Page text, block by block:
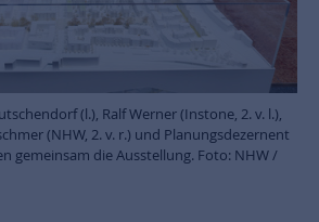
(l.), Ralf Werner (Instone, 2. v. l.),
(NHW, 2. v. r.) und Planungsdezernent
gemeinsam die Ausstellung. Foto: NHW /